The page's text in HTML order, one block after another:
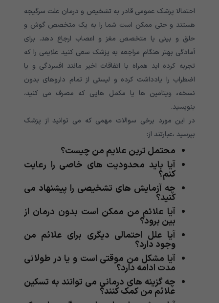
احتمالا پزشک عمومی قادر به تشخیص و درمان علت سرگیجه
هستند و حتی ممکن است شما را به یک متخصص گوش و
حلق و بینی یا متخصص مغز و اعصاب ارجاع دهد. برای
آمادگی بهتر هنگام مراجعه به پزشک سعی کنید علایمی را که
تجربه کرده اید همراه با اتفاقات اخیر مانند افسردگی و یا
اضطراب را یادداشت کرده و لیستی از تمام داروهای بدون
نسخه، ویتامین ها یا مکمل هایی که مصرف می کنید،
بنویسید.
در این مورد برخی سوالات مهمی که می توانید از پزشک
بپرسید ،عبارتند از:
محتمل ترین علایم من چیست؟
آیا باید محدودیت های خاصی را رعایت
کنم؟
چه آزمایش های تشخیصی را پیشنهاد می
کنید؟
آیا علائم من ممکن است بدون درمان از
بین برود؟
آیا علل احتمالی دیگری برای علائم من
وجود دارد؟
آیا مشکل من موقتی است و یا در طولانی
مدت ادامه دارد؟
چه گزینه های درمانی می توانند به تسکین
علائم من کمک کنند؟